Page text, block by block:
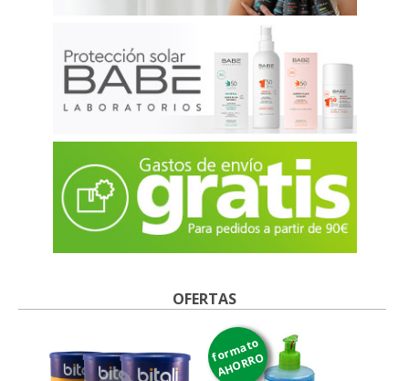
OFERTAS
formato
AHORRO